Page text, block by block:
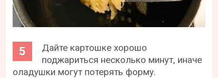
Дайте картошке хорошо
поджариться несколько минут, иначе
оладушки могут потерять форму.